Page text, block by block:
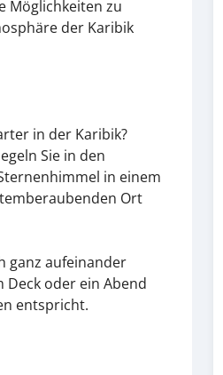
Möglichkeiten zu
der Karibik
in der Karibik?
Sie in den
in einem
Ort
ganz aufeinander
oder ein Abend
entspricht.